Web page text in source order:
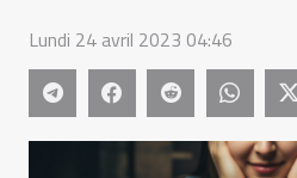
Lundi 24 avril 2023 04:46